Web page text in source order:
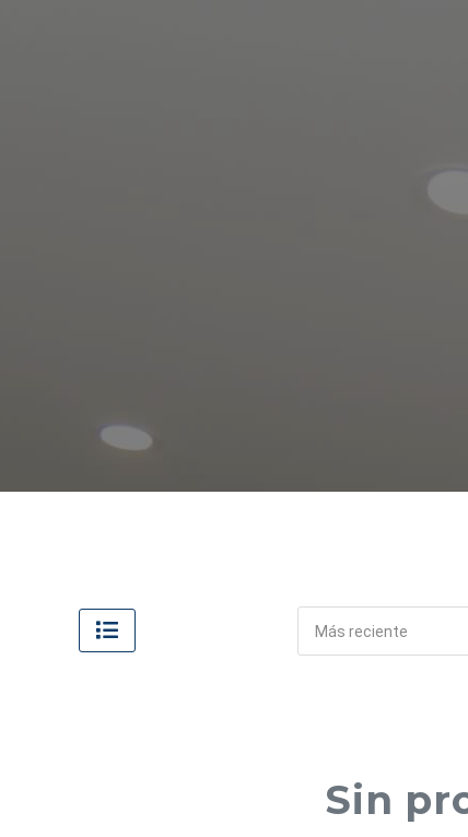
Más reciente
Sin